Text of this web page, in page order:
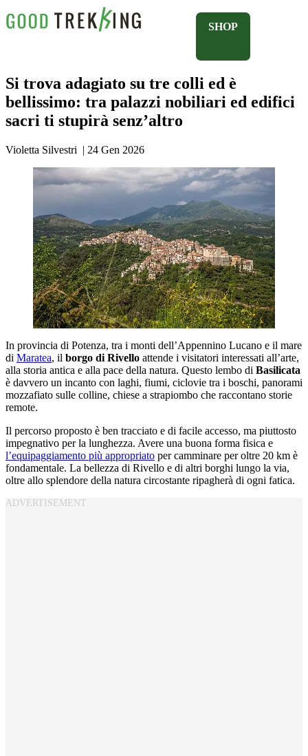
SHOP
Si trova adagiato su tre colli ed è
bellissimo: tra palazzi nobiliari ed edifici
sacri ti stupirà senz’altro
Violetta Silvestri | 24 Gen 2026
In provincia di Potenza, tra i monti dell’Appennino Lucano e il mare
di Maratea, il borgo di Rivello attende i visitatori interessati all’arte,
alla storia antica e alla pace della natura. Questo lembo di Basilicata
è davvero un incanto con laghi, fiumi, ciclovie tra i boschi, panorami
mozzafiato sulle colline, chiese a strapiombo che raccontano storie
remote.
Il percorso proposto è ben tracciato e di facile accesso, ma piuttosto
impegnativo per la lunghezza. Avere una buona forma fisica e
l’equipaggiamento più appropriato per camminare per oltre 20 km è
fondamentale. La bellezza di Rivello e di altri borghi lungo la via,
oltre allo splendore della natura circostante ripagherà di ogni fatica.